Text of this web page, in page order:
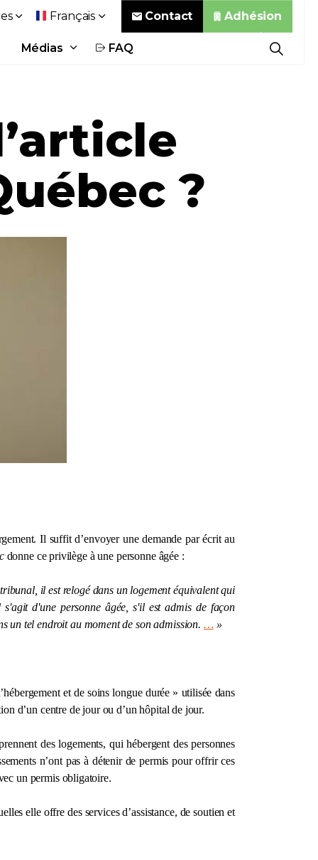
Médias FAQ
Français Contact Adhésion
?
Il suffit d’envoyer une demande par écrit au
donne ce privilège à une personne âgée :
il est relogé dans un logement équivalent qui
d'une personne âgée, s'il est admis de façon
un tel endroit au moment de son admission. … »
et de soins longue durée » utilisée dans
d’un centre de jour ou d’un hôpital de jour.
des logements, qui hébergent des personnes
n’ont pas à détenir de permis pour offrir ces
un permis obligatoire.
elle offre des services d’assistance, de soutien et